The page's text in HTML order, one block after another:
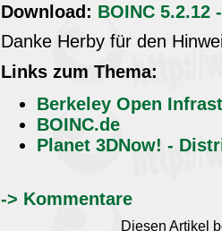
Download: BOINC 5.2.12
Danke Herby für den
Links zum Thema:
Berkeley Open
BOINC.de
Planet 3DNow! -
-> Kommentare
Diesen Artikel